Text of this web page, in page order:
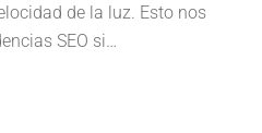
de la luz. Esto nos
SEO si…